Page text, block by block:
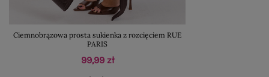
Ciemnobrązowa prosta sukienka z rozcięciem RUE
PARIS
99,99 zł